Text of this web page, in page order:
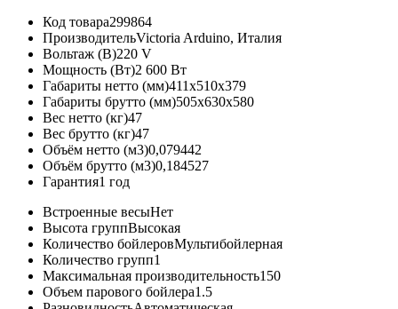
Код товара299864
ПроизводительVictoria Arduino, Италия
Вольтаж (В)220 V
Мощность (Вт)2 600 Вт
Габариты нетто (мм)411x510x379
Габариты брутто (мм)505x630x580
Вес нетто (кг)47
Вес брутто (кг)47
Объём нетто (м3)0,079442
Объём брутто (м3)0,184527
Гарантия1 год
Встроенные весыНет
Высота группВысокая
Количество бойлеровМультибойлерная
Количество групп1
Максимальная производительность150
Объем парового бойлера1.5